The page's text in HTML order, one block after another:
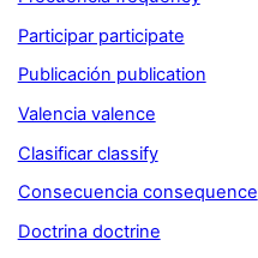
Participar participate
Publicación publication
Valencia valence
Clasificar classify
Consecuencia consequence
Doctrina doctrine